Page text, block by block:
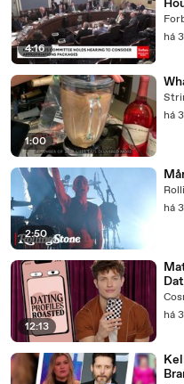
4:16
há
1:00
há
2:50
há
12:13
há